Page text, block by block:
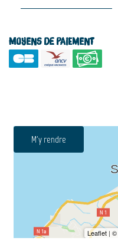
Moyens de paiement
M'y rendre